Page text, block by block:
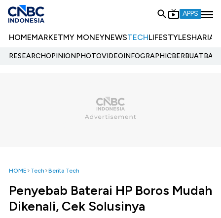
APPS
HOMEMARKETMY MONEYNEWSTECHLIFESTYLESHARIA
RESEARCHOPINIONPHOTOVIDEOINFOGRAPHIC
HOME Tech Berita Tech
Penyebab Baterai HP Boros Mudah
Dikenali, Cek Solusinya